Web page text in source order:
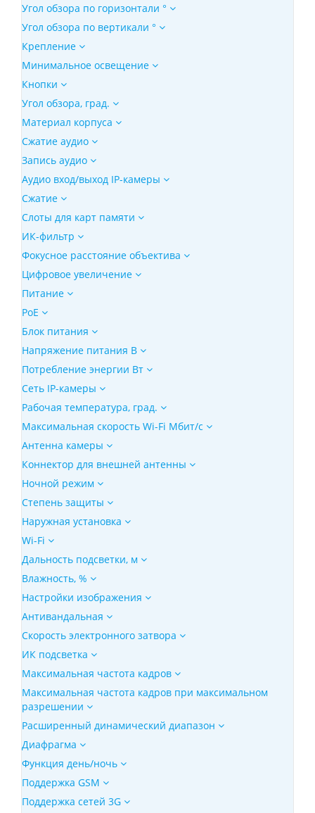
Угол обзора по горизонтали °
Угол обзора по вертикали °
Крепление
Минимальное освещение
Кнопки
Угол обзора, град.
Материал корпуса
Сжатие аудио
Запись аудио
Аудио вход/выход IP-камеры
Сжатие
Слоты для карт памяти
ИК-фильтр
Фокусное расстояние объектива
Цифровое увеличение
Питание
PoE
Блок питания
Напряжение питания В
Потребление энергии Вт
Сеть IP-камеры
Рабочая температура, град.
Максимальная скорость Wi-Fi Мбит/с
Антенна камеры
Коннектор для внешней антенны
Ночной режим
Степень защиты
Наружная установка
Wi-Fi
Дальность подсветки, м
Влажность, %
Настройки изображения
Антивандальная
Скорость электронного затвора
ИК подсветка
Максимальная частота кадров
Максимальная частота кадров при максимальном
разрешении
Расширенный динамический диапазон
Диафрагма
Функция день/ночь
Поддержка GSM
Поддержка сетей 3G